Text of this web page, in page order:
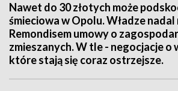
Nawet do 30 złotych może
śmieciowa w Opolu. Władze nadal
Remondisem umowy o
zmieszanych. W tle - negocjacje o
które stają się coraz ostrzejsze.